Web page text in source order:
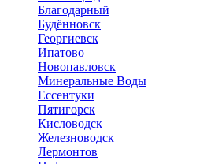
Благодарный
Будённовск
Георгиевск
Ипатово
Новопавловск
Минеральные Воды
Ессентуки
Пятигорск
Кисловодск
Железноводск
Лермонтов